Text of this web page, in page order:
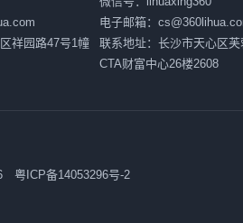
祥园路47号1幢
电子邮箱：
联系地址：长沙市天心区芙
CTA财富中心26楼2608
粤ICP备14053296号-2